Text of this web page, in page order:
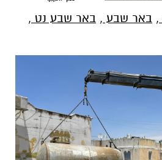
, באר שבע , באר שבע נט ,